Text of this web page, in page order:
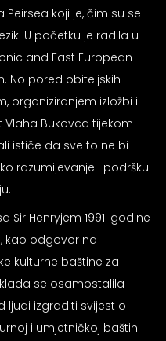
Peirsea koji je, čim su se
U početku je radila u
and East European
No pored obiteljskih
organiziranjem izložbi i
Vlaha Bukovca tijekom
ističe da sve to ne bi
razumijevanje i podršku
Henryjem 1991. godine
kao odgovor na
kulturne baštine za
se osamostalila
ljudi izgraditi svijest o
i umjetničkoj baštini